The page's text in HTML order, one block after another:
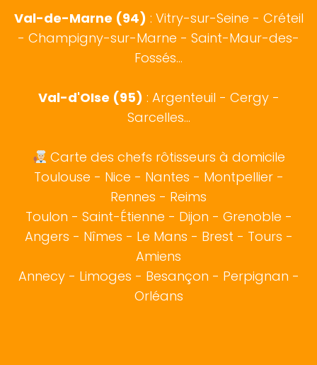
Val-de-Marne (94) : Vitry-sur-Seine - Créteil
- Champigny-sur-Marne - Saint-Maur-des-
Fossés...
Val-d'OIse (95) : Argenteuil - Cergy -
Sarcelles...
Carte des chefs rôtisseurs à domicile
Toulouse - Nice - Nantes - Montpellier-
Rennes - Reims
Toulon - Saint-Étienne - Dijon - Grenoble -
Angers - Nîmes - Le Mans - Brest - Tours -
Amiens
Annecy- Limoges - Besançon - Perpignan -
Orléans